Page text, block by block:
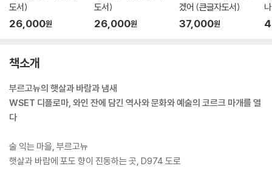
도서)
26,000원
도서)
26,000원
겠어 (큰글자도서)
37,000원
책소개
부르고뉴의 햇살과 바람과 냄새
WSET 디플로마, 와인 잔에 담긴 역사와 문화와 예술의 코르크 마개를 열
다
술 익는 마을, 부르고뉴
햇살과 바람에 포도 향이 진동하는 곳, D974 도로